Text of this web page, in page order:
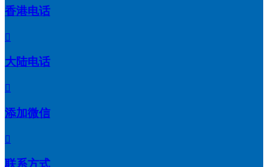
香港电话

大陆电话

添加微信

联系方式